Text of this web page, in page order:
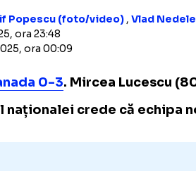
Popescu (foto/video), Vlad
ora 23:48
ora 00:09
0-3. Mircea Lucescu
crede că echipa